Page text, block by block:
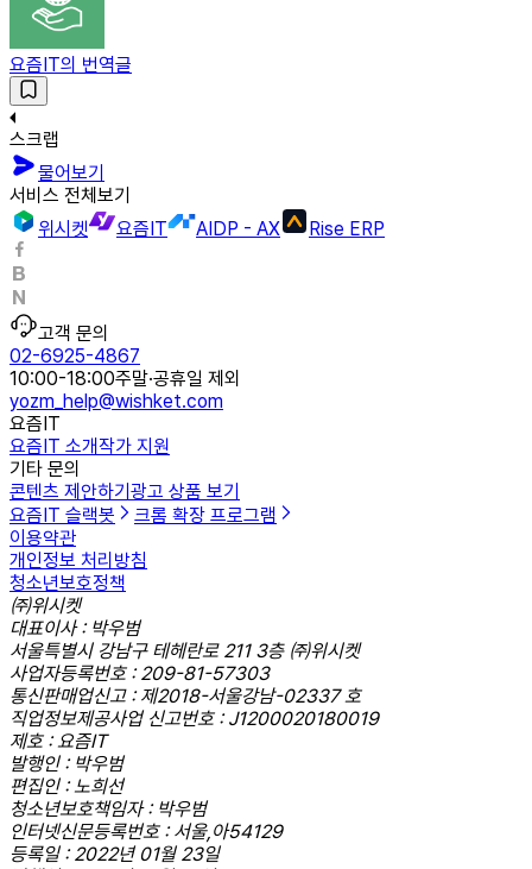
요즘IT의 번역글
스크랩
물어보기
서비스 전체보기
위시켓
요즘IT AIDP - AX Rise ERP
고객 문의
02-6925-4867
10:00-18:00주말·공휴일 제외
yozm_help@wishket.com
요즘IT
요즘IT 소개작가 지원
기타 문의
콘텐츠 제안하기 광고 상품 보기
요즘IT 슬랙봇
크롬 확장 프로그램
이용약관
개인정보 처리방침
청소년보호정책
㈜위시켓
대표이사 : 박우범
서울특별시 강남구 테헤란로 211 3층 ㈜위시켓
사업자등록번호 : 209-81-57303
통신판매업신고 : 제2018-서울강남-02337 호
직업정보제공사업 신고번호 : J1200020180019
제호 : 요즘IT
발행인 : 박우범
편집인 : 노희선
청소년보호책임자 : 박우범
인터넷신문등록번호 : 서울,아54129
등록일 : 2022년 01월 23일